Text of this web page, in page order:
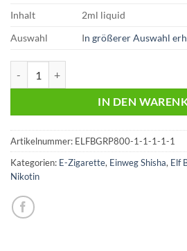
Inhalt
2ml liquid
Auswahl
In größerer Auswahl
IN DEN
Artikelnummer: ELFBGRP800-1-1-1-1-1
Kategorien: E-Zigarette, Einweg Shisha, Elf
Nikotin